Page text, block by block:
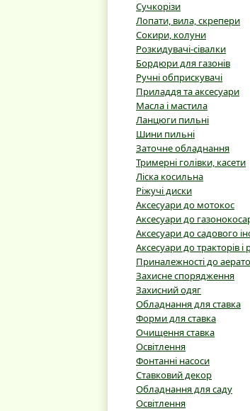
Сучкорізи
Лопати, вила, скрепери
Сокири, колуни
Розкидувачі-сівалки
Бордюри для газонів
Ручні обприскувачі
Приладдя та аксесуари
Масла і мастила
Ланцюги пильні
Шини пильні
Заточне обладнання
Тримерні голівки, касети
Ліска косильна
Ріжучі диски
Аксесуари до мотокос
Аксесуари до
Аксесуари до садового
Аксесуари до тракторів і
Приналежності до
Захисне спорядження
Захисний одяг
Обладнання для ставка
Форми для ставка
Очищення ставка
Освітлення
Фонтанні насоси
Ставковий декор
Обладнання для саду
Освітлення